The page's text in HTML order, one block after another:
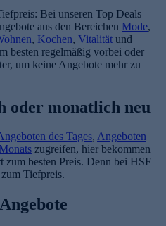
Bei unseren Top Deals
aus den Bereichen Mode,
, Kochen, Vitalität und
besten regelmäßig vorbei oder
um keine Angebote mehr zu
oder monatlich neu
des Tages, Angeboten
zugreifen, hier bekommen
zum besten Preis. Denn bei HSE
Tiefpreis.